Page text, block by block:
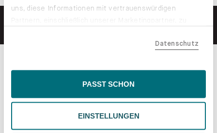
uns, diese Informationen mit vertrauenswürdigen
der EU, beispielsweise in den USA, verarbeitet werden
Inhalte eingeschränkt sein könnten. Wähle
deiner Präferenzen. Du kannst deine Wahl jederzeit
ändern. Weitere Informationen findest du in unserer
Datenschutzrichtlinie.
Datenschutz
PASST SCHON
EINSTELLUNGEN